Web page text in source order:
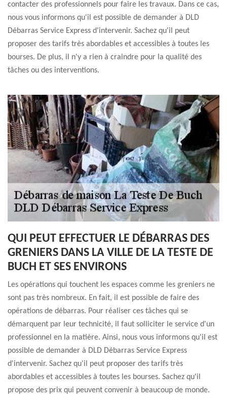
contacter des professionnels pour faire les travaux. Dans ce cas,
nous vous informons qu'il est possible de demander à DLD
Débarras Service Express d'intervenir. Sachez qu'il peut
proposer des tarifs très abordables et accessibles à toutes les
bourses. De plus, il n'y a rien à craindre pour la qualité des
tâches ou des interventions.
QUI PEUT EFFECTUER LE DÉBARRAS DES
GRENIERS DANS LA VILLE DE LA TESTE DE
BUCH ET SES ENVIRONS
Les opérations qui touchent les espaces comme les greniers ne
sont pas très nombreux. En fait, il est possible de faire des
opérations de débarras. Pour réaliser ces tâches qui se
démarquent par leur technicité, il faut solliciter le service d'un
professionnel en la matière. Ainsi, nous vous informons qu'il est
possible de demander à DLD Débarras Service Express
d'intervenir. Sachez qu'il peut proposer des tarifs très
abordables et accessibles à toutes les bourses. Sachez qu'il
propose des prix qui peuvent convenir à beaucoup de monde.